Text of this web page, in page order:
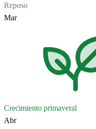
Reposo
Mar
Crecimiento primaveral
Abr